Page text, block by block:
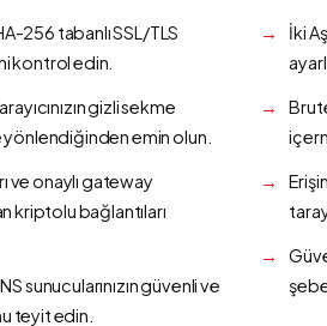
256 tabanlı SSL/TLS
kontrol edin.
gizli sekme
emin olun.
ve onaylı gateway
kriptolu bağlantıları
sunucularınızın güvenli ve
teyit edin.
İki